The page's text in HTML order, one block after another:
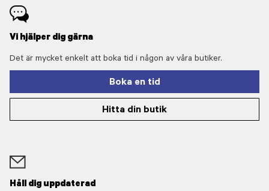
Vi hjälper dig gärna
Det är mycket enkelt att boka tid i någon av våra butiker.
Boka en tid
Hitta din butik
Håll dig uppdaterad